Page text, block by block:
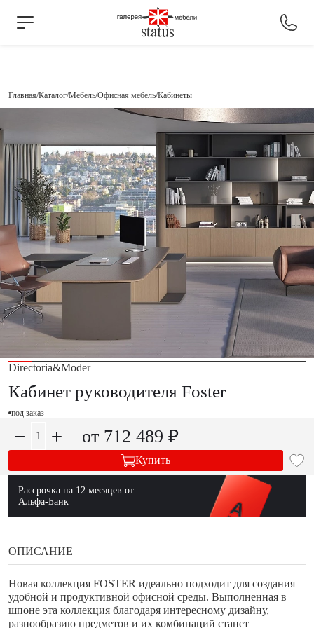
Главная Каталог Мебель Офисная мебель Кабинеты
Directoria&Moder
Кабинет руководителя Foster
под заказ
от 712 489 ₽
Купить
Рассрочка на 12 месяцев от
Альфа-Банк
ОПИСАНИЕ
Новая коллекция FOSTER идеально подходит для создания
удобной и продуктивной офисной среды. Выполненная в
шпоне эта коллекция благодаря интересному дизайну,
разнообразию предметов и их комбинаций станет